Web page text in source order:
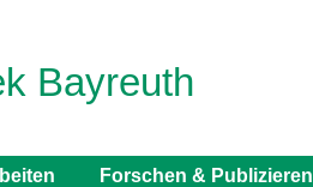
Bayreuth
Forschen & Publizieren